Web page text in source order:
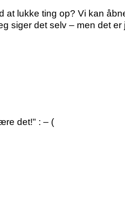
lukke ting op? Vi kan
siger det selv – men det er
det!" : – (